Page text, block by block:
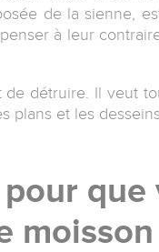
de la sienne,
à leur
détruire. Il veut
plans et les